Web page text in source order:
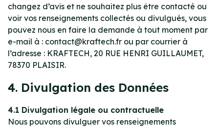
changez d’avis et ne souhaitez plus être contacté ou
voir vos renseignements collectés ou divulgués, vous
pouvez nous en faire la demande à tout moment par
e-mail à : contact@kraftech.fr ou par courrier à
l’adresse : KRAFTECH, 20 RUE HENRI GUILLAUMET,
78370 PLAISIR.
4. Divulgation des Données
4.1 Divulgation légale ou contractuelle
Nous pouvons divulguer vos renseignements